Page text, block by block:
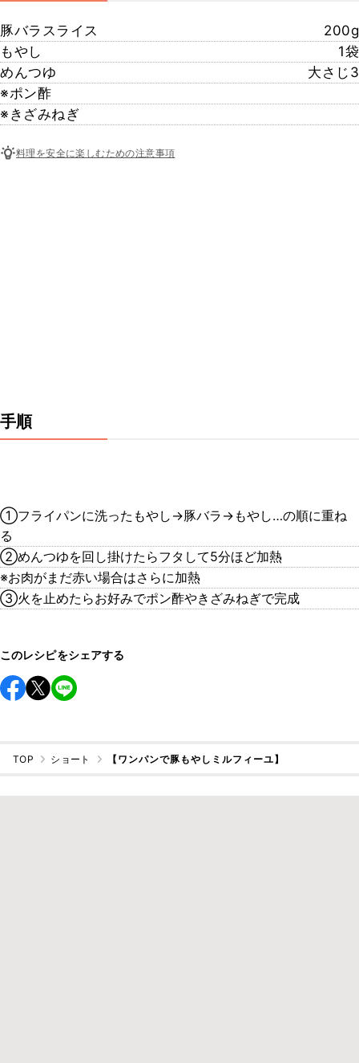
豚バラスライス
200g
もやし
1袋
めんつゆ
大さじ3
※ポン酢
※きざみねぎ
料理を安全に楽しむための注意事項
手順
①フライパンに洗ったもやし→豚バラ→もやし…の順に重ね
る
②めんつゆを回し掛けたらフタして5分ほど加熱
※お肉がまだ赤い場合はさらに加熱
③火を止めたらお好みでポン酢やきざみねぎで完成
このレシピをシェアする
TOP ショート 【ワンパンで豚もやしミルフィーユ】